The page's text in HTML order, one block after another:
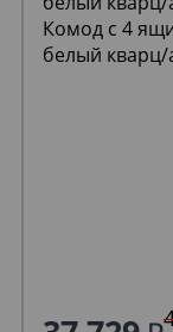
Комод с 4 ящиками
белый кварц/